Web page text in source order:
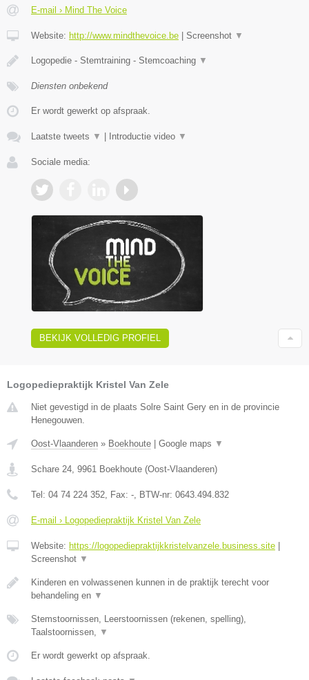
E-mail › Mind The Voice
Website: http://www.mindthevoice.be Screenshot ▼
Logopedie - Stemtraining - Stemcoaching ▼
Diensten onbekend
Er wordt gewerkt op afspraak.
Laatste tweets ▼ Introductie video ▼
Sociale media:
BEKIJK VOLLEDIG PROFIEL
Logopediepraktijk Kristel Van Zele
Niet gevestigd in de plaats Solre Saint Gery en in de provincie
Henegouwen.
Oost-Vlaanderen » Boekhoute Google maps ▼
Schare 24 9961 Boekhoute (Oost-Vlaanderen)
Tel: 04 74 224 352 , Fax: - , BTW-nr: 0643.494.832
E-mail › Logopediepraktijk Kristel Van Zele
Website: https://logopediepraktijkkristelvanzele.business.site
Screenshot ▼
Kinderen en volwassenen kunnen in de praktijk terecht voor
behandeling en ▼
Stemstoornissen, Leerstoornissen (rekenen, spelling),
Taalstoornissen,
▼
Er wordt gewerkt op afspraak.